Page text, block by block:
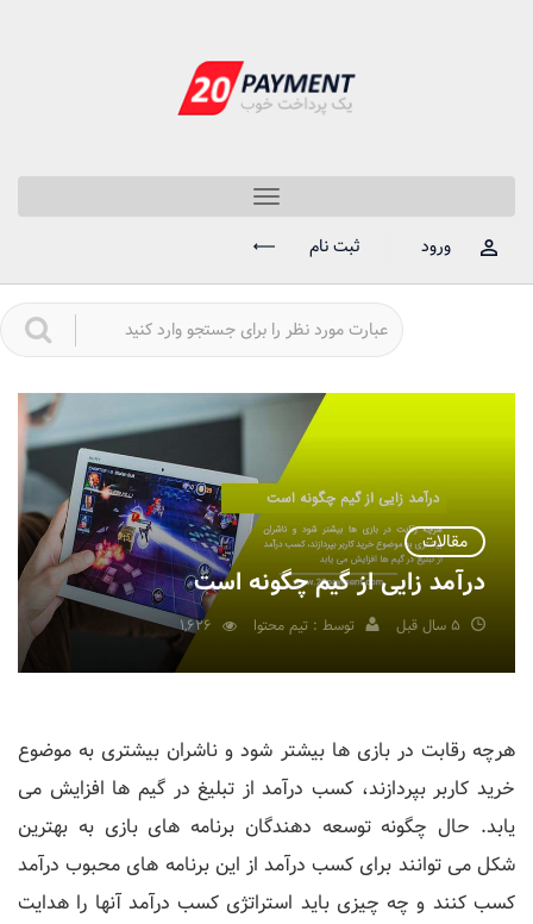
Toggle
navigation
ورود
ثبت نام
مقالات
درآمد زایی از گیم چگونه است
5 سال قبل توسط : تیم محتوا
هرچه رقابت در بازی ها بیشتر شود و ناشران بیشتری به موضوع
خرید کاربر بپردازند، کسب درآمد از تبلیغ در گیم ها افزایش می
یابد. حال چگونه توسعه دهندگان برنامه های بازی به بهترین
شکل می توانند برای کسب درآمد از این برنامه های محبوب درآمد
کسب کنند و چه چیزی باید استراتژی کسب درآمد آنها را هدایت